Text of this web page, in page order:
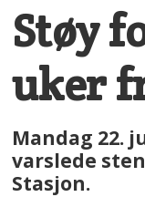
Støy
uker
Mandag 22.
varslede
Stasjon.